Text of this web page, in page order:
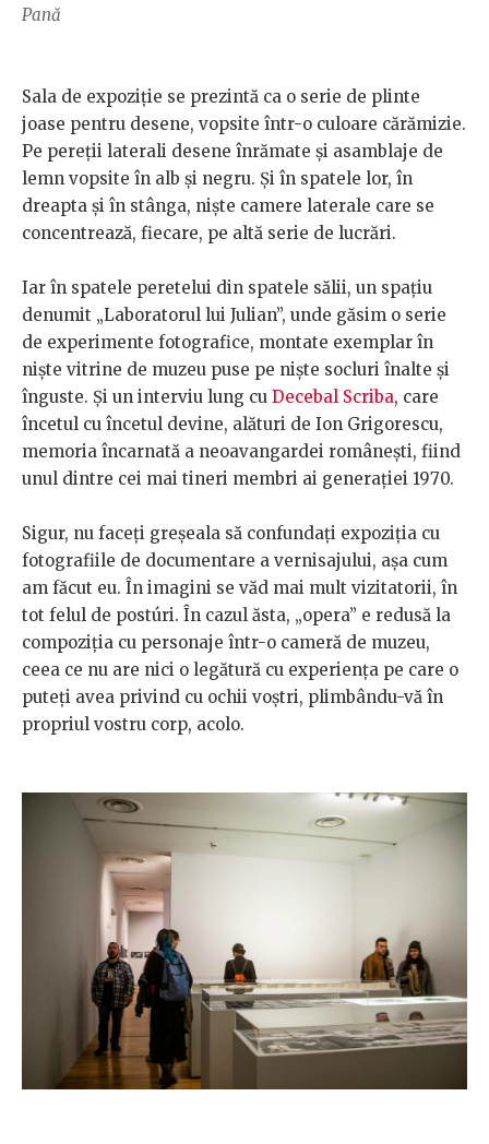
Pană
Sala de expoziție se prezintă ca o serie de plinte
joase pentru desene, vopsite într-o culoare cărămizie.
Pe pereții laterali desene înrămate și asamblaje de
lemn vopsite în alb și negru. Și în spatele lor, în
dreapta și în stânga, niște camere laterale care se
concentrează, fiecare, pe altă serie de lucrări.
Iar în spatele peretelui din spatele sălii, un spațiu
denumit „Laboratorul lui Julian”, unde găsim o serie
de experimente fotografice, montate exemplar în
niște vitrine de muzeu puse pe niște socluri înalte și
înguste. Și un interviu lung cu Decebal Scriba, care
încetul cu încetul devine, alături de Ion Grigorescu,
memoria încarnată a neoavangardei românești, fiind
unul dintre cei mai tineri membri ai generației 1970.
Sigur, nu faceți greșeala să confundați expoziția cu
fotografiile de documentare a vernisajului, așa cum
am făcut eu. În imagini se văd mai mult vizitatorii, în
tot felul de postúri. În cazul ăsta, „opera” e redusă la
compoziția cu personaje într-o cameră de muzeu,
ceea ce nu are nici o legătură cu experiența pe care o
puteți avea privind cu ochii voștri, plimbându-vă în
propriul vostru corp, acolo.